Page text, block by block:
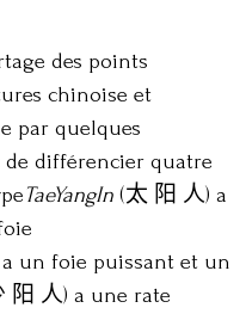
des points
chinoise et
par quelques
de différencier quatre
TaeYangIn (太 阳 人) a
a un foie puissant et un
阳 人) a une rate